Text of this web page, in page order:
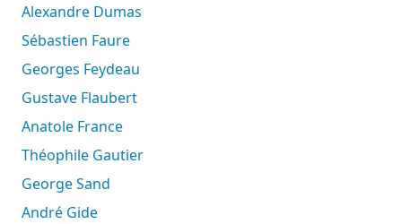
Alexandre Dumas
Sébastien Faure
Georges Feydeau
Gustave Flaubert
Anatole France
Théophile Gautier
George Sand
André Gide